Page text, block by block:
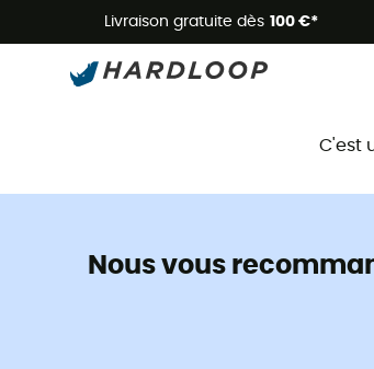
Livraison gratuite dès 100 €*
C'est
Nous vous